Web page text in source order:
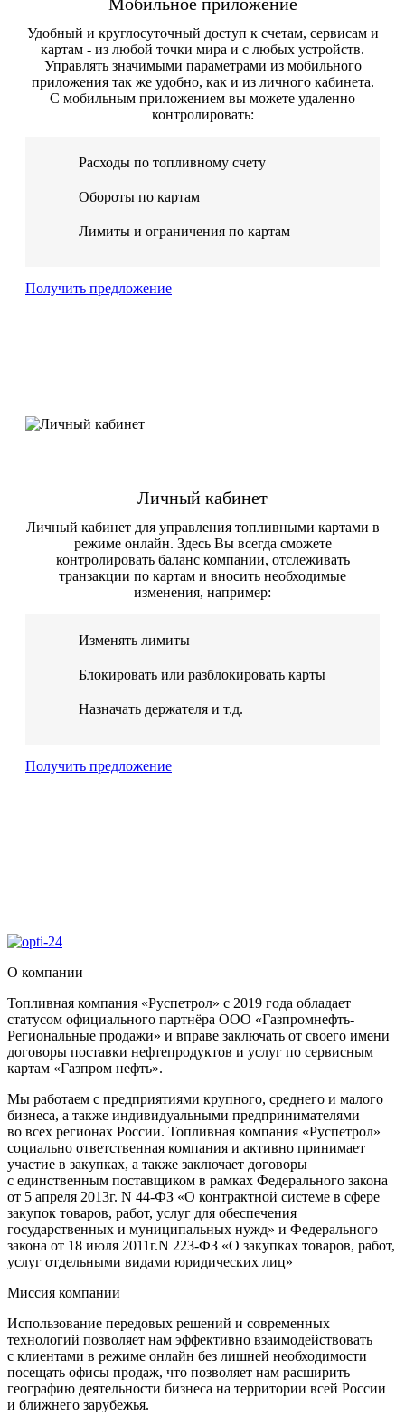
Удобный и круглосуточный доступ к счетам, сервисам и
картам - из любой точки мира и с любых устройств.
Управлять значимыми параметрами из мобильного
приложения так же удобно, как и из личного кабинета.
С мобильным приложением вы можете удаленно
контролировать:
Расходы по топливному счету
Обороты по картам
Лимиты и ограничения по картам
Получить предложение
Личный кабинет
Личный кабинет для управления топливными картами в
режиме онлайн. Здесь Вы всегда сможете
контролировать баланс компании, отслеживать
транзакции по картам и вносить необходимые
изменения, например:
Изменять лимиты
Блокировать или разблокировать карты
Назначать держателя и т.д.
Получить предложение
О компании
Топливная компания «Руспетрол» с 2019 года обладает
статусом официального партнёра ООО «Газпромнефть-
Региональные продажи» и вправе заключать от своего имени
договоры поставки нефтепродуктов и услуг по сервисным
картам «Газпром нефть».
Мы работаем с предприятиями крупного, среднего и малого
бизнеса, а также индивидуальными предпринимателями
во всех регионах России. Топливная компания «Руспетрол»
социально ответственная компания и активно принимает
участие в закупках, а также заключает договоры
с единственным поставщиком в рамках Федерального закона
от 5 апреля 2013г. N 44-ФЗ «О контрактной системе в сфере
закупок товаров, работ, услуг для обеспечения
государственных и муниципальных нужд» и Федерального
закона от 18 июля 2011г.N 223-ФЗ «О закупках товаров, работ,
услуг отдельными видами юридических лиц»
Миссия компании
Использование передовых решений и современных
технологий позволяет нам эффективно взаимодействовать
с клиентами в режиме онлайн без лишней необходимости
посещать офисы продаж, что позволяет нам расширить
географию деятельности бизнеса на территории всей России
и ближнего зарубежья.